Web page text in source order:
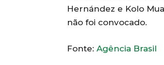
Hernández e Kolo
não foi convocado.
Fonte: Agência Brasil